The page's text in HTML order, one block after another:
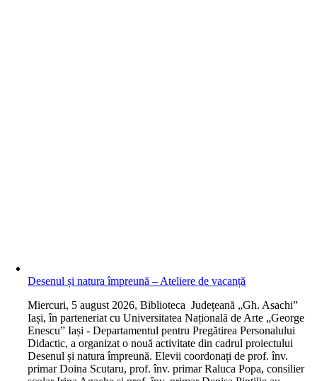
Desenul și natura împreună – Ateliere de vacanță
Miercuri, 5 august 2026, Biblioteca Județeană „Gh. Asachi”
Iași, în parteneriat cu Universitatea Națională de Arte „George
Enescu” Iași - Departamentul pentru Pregătirea Personalului
Didactic, a organizat o nouă activitate din cadrul proiectului
Desenul și natura împreună. Elevii coordonați de prof. înv.
primar Doina Scutaru, prof. înv. primar Raluca Popa, consilier